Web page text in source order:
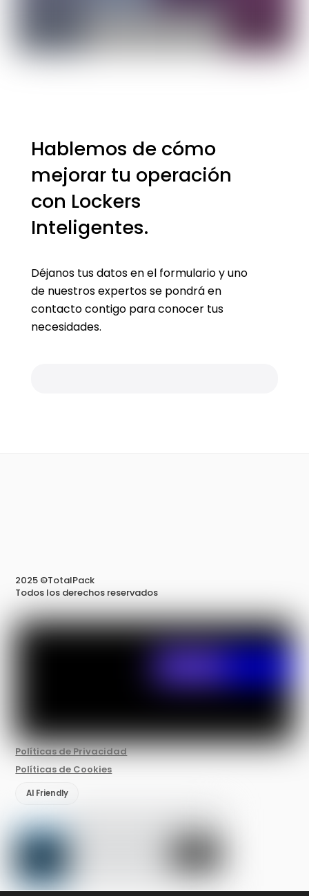
Hablemos de cómo
mejorar tu operación
con Lockers
Inteligentes.
Déjanos tus datos en el formulario y uno
de nuestros expertos se pondrá en
contacto contigo para conocer tus
necesidades.
2025 ©TotalPack
Todos los derechos reservados
Políticas de Privacidad
Políticas de Cookies
AI Friendly